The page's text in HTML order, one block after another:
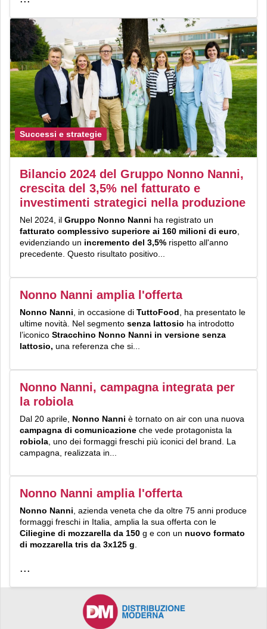
Successi e strategie
Bilancio 2024 del Gruppo Nonno Nanni,
crescita del 3,5% nel fatturato e
investimenti strategici nella produzione
Nel 2024, il Gruppo Nonno Nanni ha registrato un
fatturato complessivo superiore ai 160 milioni di euro
evidenziando un incremento del 3,5% rispetto all'anno
precedente. Questo risultato positivo...
Nonno Nanni amplia l'offerta
Nonno Nanni , in occasione di TuttoFood , ha presentato le
ultime novità. Nel segmento senza lattosio ha introdotto
l’iconico Stracchino Nonno Nanni in versione senza
lattosio, una referenza che si...
Nonno Nanni, campagna integrata per
la robiola
Dal 20 aprile, Nonno Nanni è tornato on air con una nuova
campagna di comunicazione che vede protagonista la
robiola , uno dei formaggi freschi più iconici del brand. La
campagna, realizzata in...
Nonno Nanni amplia l'offerta
Nonno Nanni, azienda veneta che da oltre 75 anni produce
formaggi freschi in Italia, amplia la sua offerta con le
Ciliegine di mozzarella da 150 g e con un nuovo formato
di mozzarella tris da 3x125 g.
...